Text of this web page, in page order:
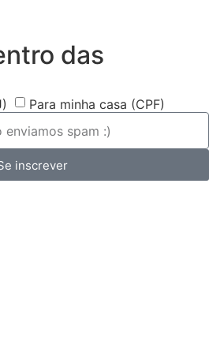
das
Para minha casa (CPF)
inscrever